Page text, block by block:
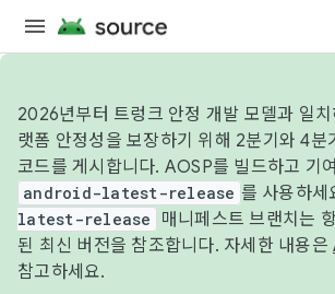
2026년부터 트렁크 안정 개발 모델과 일
랫폼 안정성을 보장하기 위해 2분기와 4분
코드를 게시합니다. AOSP를 빌드하고 기
android-latest-release 를 사용하세
latest-release
매니페스트 브랜치는
된 최신 버전을 참조합니다. 자세한 내용은
참고하세요.